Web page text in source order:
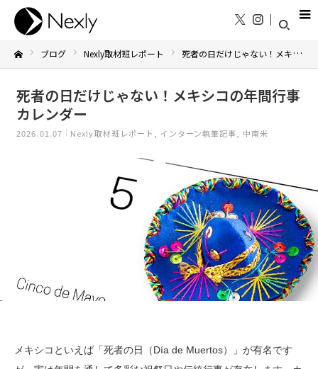
ブログ Nexly取材班レポート 死者の日だけじゃない！メキシコの年間行事カレンダー
死者の日だけじゃない！メキシコの年間行事
カレンダー
2026.01.07 Nexly取材班レポート インターン執筆記事 中南米
メキシコといえば「死者の日（Día de Muertos）」が有名です